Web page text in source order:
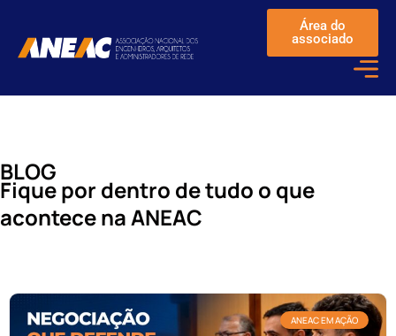
Área do
associado
BLOG
Fique por dentro de tudo o que
acontece na ANEAC
ANEAC EM AÇÃO